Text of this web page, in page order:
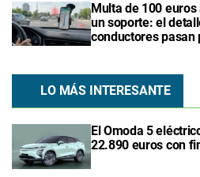
Multa de 100
un soporte: el
conductores pasan
LO MÁS INTERESANTE
El Omoda 5
22.890 euros con